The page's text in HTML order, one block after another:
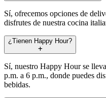
Sí, ofrecemos opciones de
disfrutes de nuestra cocina
¿Tienen Happy Hour?
Sí, nuestro Happy Hour se
p.m. a 6 p.m., donde puedes
bebidas.